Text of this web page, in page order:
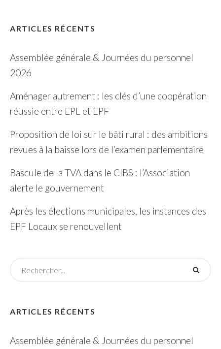
ARTICLES RÉCENTS
Assemblée générale & Journées du personnel
2026
Aménager autrement : les clés d’une coopération
réussie entre EPL et EPF
Proposition de loi sur le bâti rural : des ambitions
revues à la baisse lors de l’examen parlementaire
Bascule de la TVA dans le CIBS : l’Association
alerte le gouvernement
Après les élections municipales, les instances des
EPF Locaux se renouvellent
ARTICLES RÉCENTS
Assemblée générale & Journées du personnel